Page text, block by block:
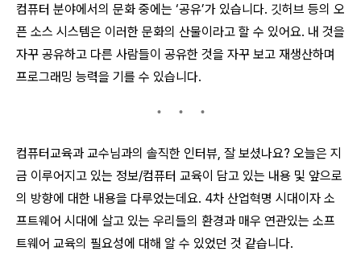
컴퓨터 분야에서의 문화 중에는 ‘공유’가 있습니다. 깃허브 등의 오
픈 소스 시스템은 이러한 문화의 산물이라고 할 수 있어요. 내 것을
자꾸 공유하고 다른 사람들이 공유한 것을 자꾸 보고 재생산하며
프로그래밍 능력을 기를 수 있습니다.
컴퓨터교육과 교수님과의 솔직한 인터뷰, 잘 보셨나요? 오늘은 지
금 이루어지고 있는 정보/컴퓨터 교육이 담고 있는 내용 및 앞으로
의 방향에 대한 내용을 다루었는데요. 4차 산업혁명 시대이자 소
프트웨어 시대에 살고 있는 우리들의 환경과 매우 연관있는 소프
트웨어 교육의 필요성에 대해 알 수 있었던 것 같습니다.